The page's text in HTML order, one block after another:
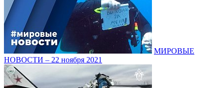
МИРОВЫЕ
НОВОСТИ – 22 ноября 2021